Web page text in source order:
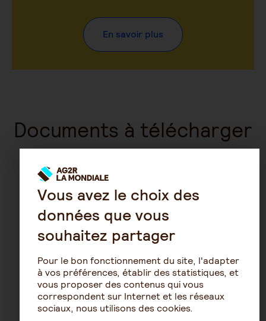
En savoir plus
Documents à télécharger
Documents utiles
Salariés
Anciens salariés et ses ayants-
droit
Vous avez le choix des
données que vous
souhaitez partager
Pour le bon fonctionnement du site, l'adapter
à vos préférences, établir des statistiques, et
vous proposer des contenus qui vous
correspondent sur Internet et les réseaux
sociaux, nous utilisons des cookies.